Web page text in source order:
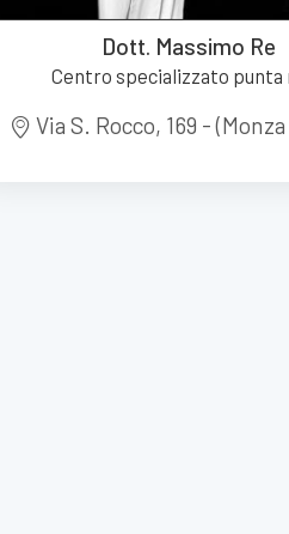
Dott. Massimo Re
Centro specializzato punta
Via S. Rocco, 169 -